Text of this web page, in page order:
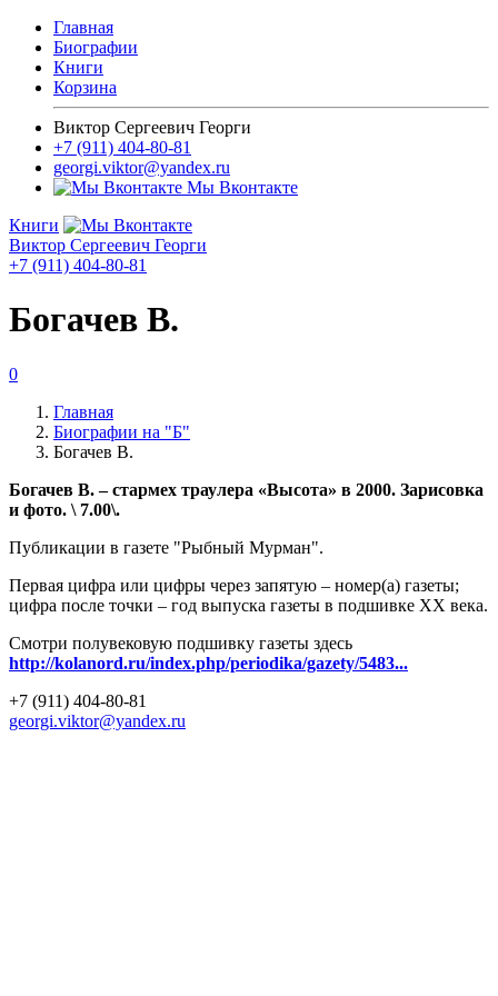
Главная
Биографии
Книги
Корзина
Виктор Сергеевич Георги
+7 (911) 404-80-81
georgi.viktor@yandex.ru
Мы Вконтакте
Книги
Виктор Сергеевич Георги
+7 (911) 404-80-81
Богачев В.
0
Главная
Биографии на "Б"
Богачев В.
Богачев В. – стармех траулера «Высота» в 2000. Зарисовка
и фото. \ 7.00\.
Публикации в газете "Рыбный Мурман".
Первая цифра или цифры через запятую – номер(а) газеты;
цифра после точки – год выпуска газеты в подшивке ХХ века.
Смотри полувековую подшивку газеты здесь
http://kolanord.ru/index.php/periodika/gazety/5483...
+7 (911) 404-80-81
georgi.viktor@yandex.ru